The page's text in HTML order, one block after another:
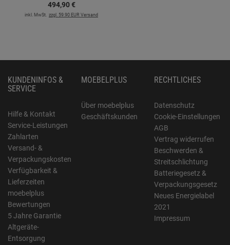
494,90 €
inkl. MwSt. zzgl. 59.90 EUR Versand
KUNDENINFOS &
SERVICE
Hilfe & Kontakt
Service-Leistungen
Zahlarten
Versand- &
Verpackungskosten
Verfügbarkeit &
Lieferzeiten
moebelplus
Bewertungen
5 Jahre Garantie
Altgeräte-
Entsorgung
MOEBELPLUS
Über moebelplus
Geschäftskunden
RECHTLICHES
Datenschutz
Cookie-Einstellungen
AGB
Vertrag widerrufen
Beschwerden &
Streitschlichtung
Batteriegesetz &
Verpackungsgesetz
Neues Energielabel
2021
Impressum